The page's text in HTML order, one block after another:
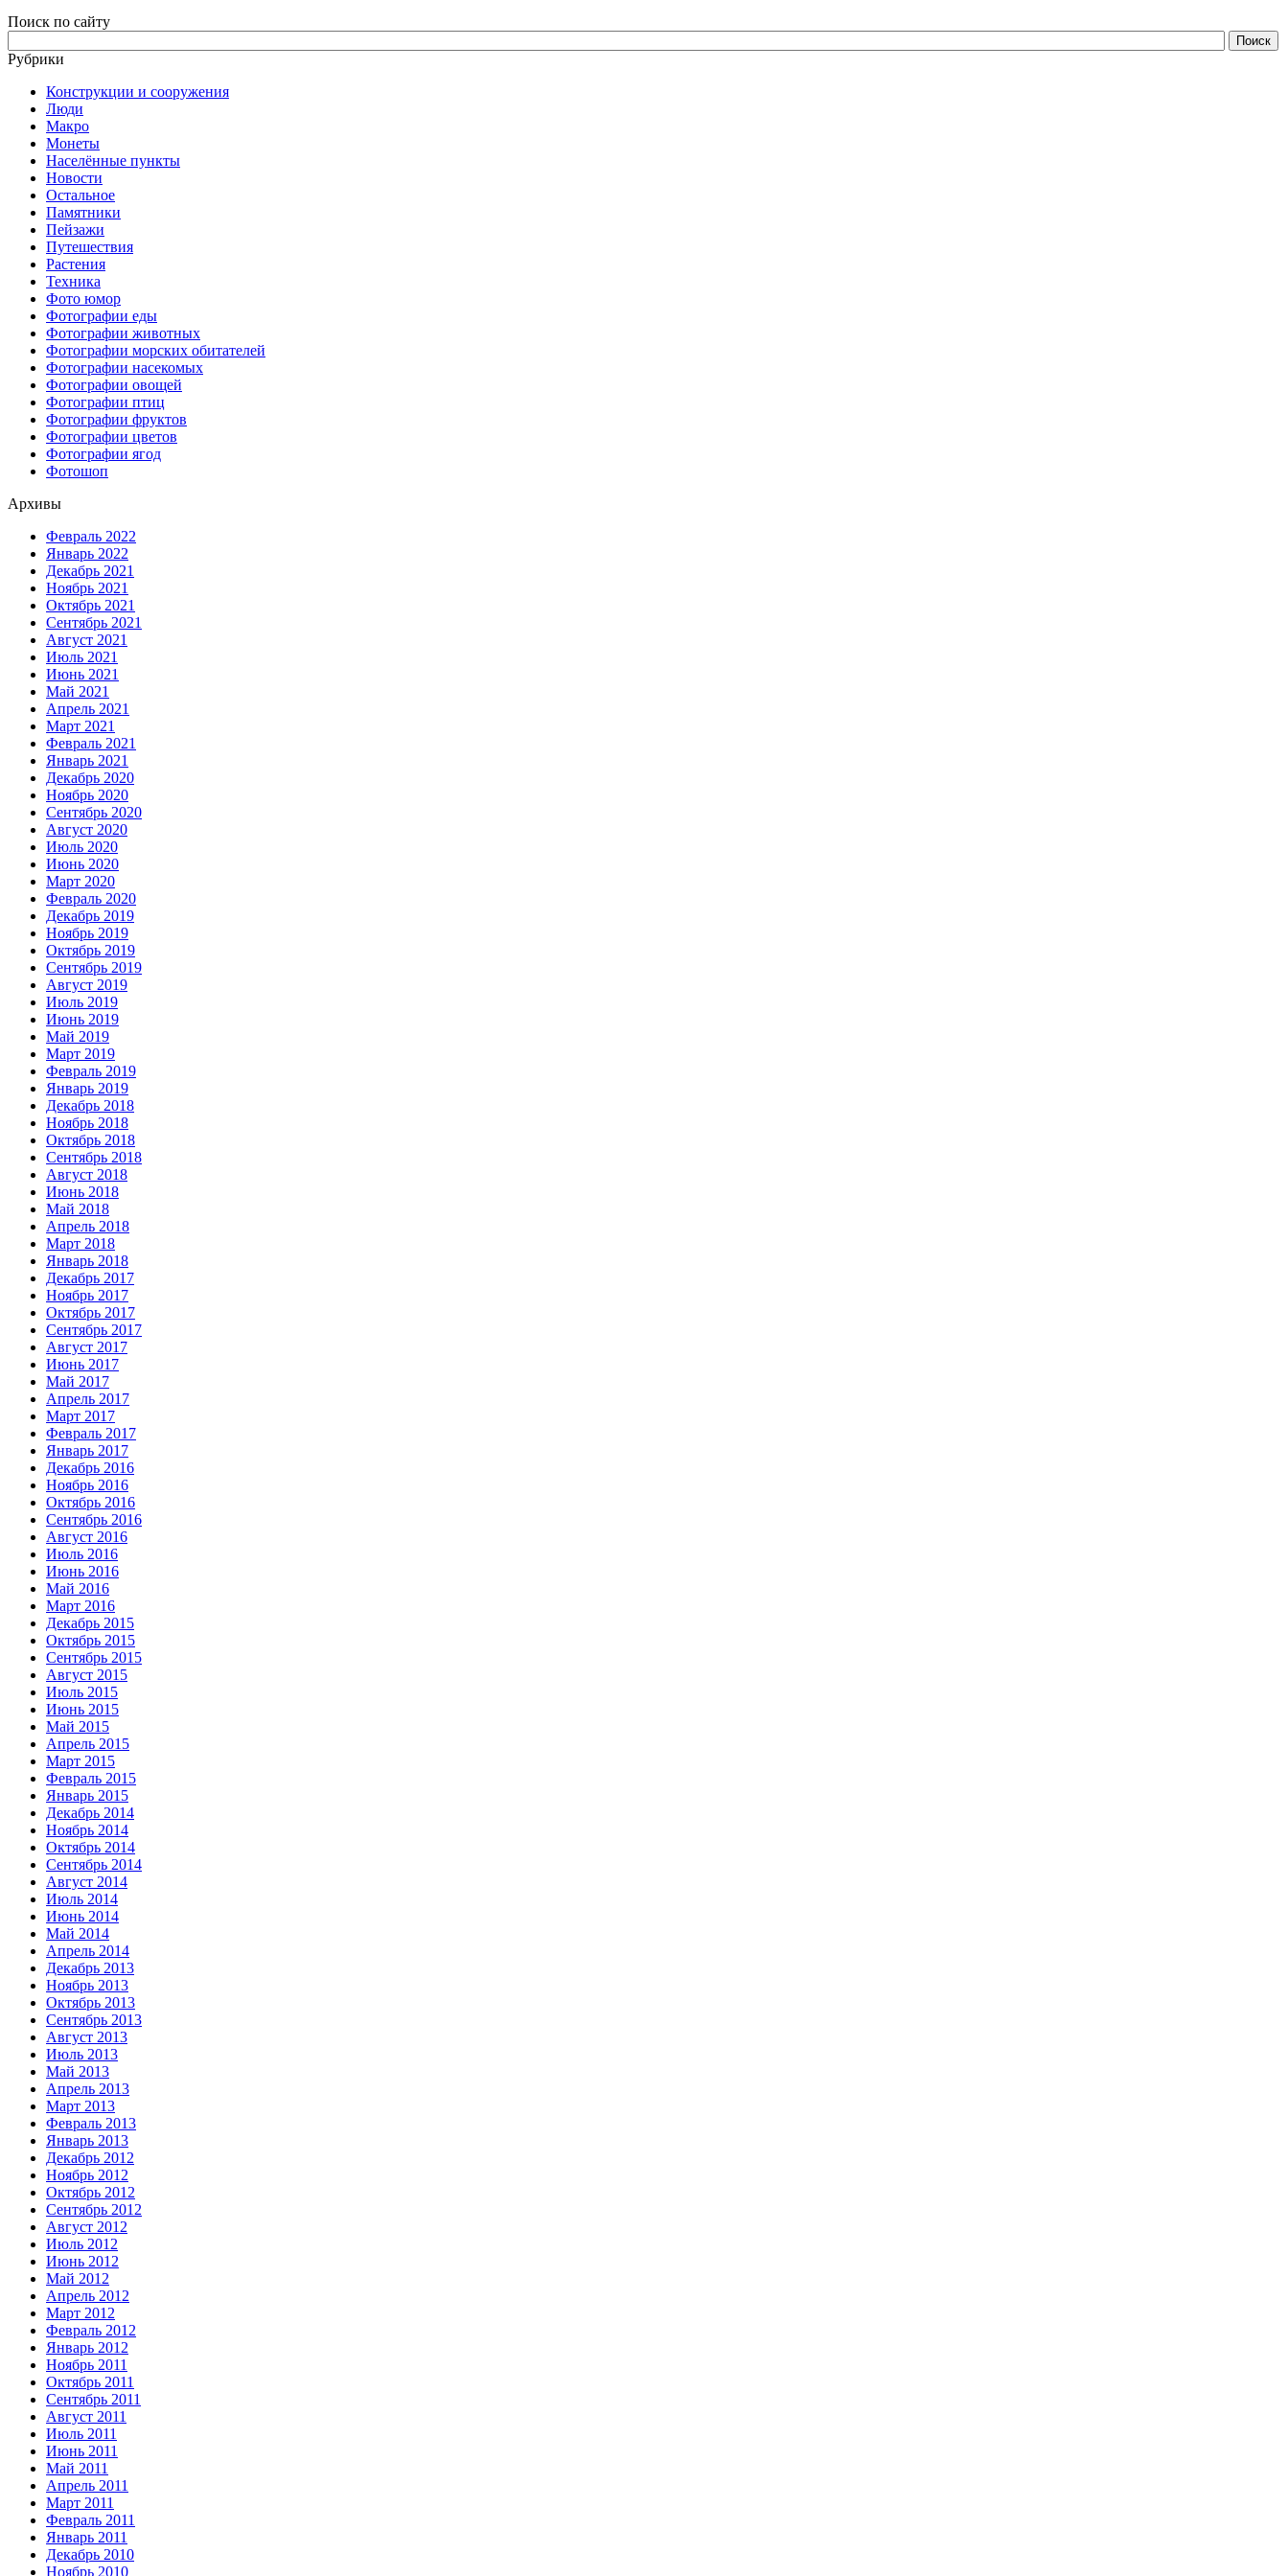
Поиск по сайту
Рубрики
Конструкции и сооружения
Люди
Макро
Монеты
Населённые пункты
Новости
Остальное
Памятники
Пейзажи
Путешествия
Растения
Техника
Фото юмор
Фотографии еды
Фотографии животных
Фотографии морских обитателей
Фотографии насекомых
Фотографии овощей
Фотографии птиц
Фотографии фруктов
Фотографии цветов
Фотографии ягод
Фотошоп
Архивы
Февраль 2022
Январь 2022
Декабрь 2021
Ноябрь 2021
Октябрь 2021
Сентябрь 2021
Август 2021
Июль 2021
Июнь 2021
Май 2021
Апрель 2021
Март 2021
Февраль 2021
Январь 2021
Декабрь 2020
Ноябрь 2020
Сентябрь 2020
Август 2020
Июль 2020
Июнь 2020
Март 2020
Февраль 2020
Декабрь 2019
Ноябрь 2019
Октябрь 2019
Сентябрь 2019
Август 2019
Июль 2019
Июнь 2019
Май 2019
Март 2019
Февраль 2019
Январь 2019
Декабрь 2018
Ноябрь 2018
Октябрь 2018
Сентябрь 2018
Август 2018
Июнь 2018
Май 2018
Апрель 2018
Март 2018
Январь 2018
Декабрь 2017
Ноябрь 2017
Октябрь 2017
Сентябрь 2017
Август 2017
Июнь 2017
Май 2017
Апрель 2017
Март 2017
Февраль 2017
Январь 2017
Декабрь 2016
Ноябрь 2016
Октябрь 2016
Сентябрь 2016
Август 2016
Июль 2016
Июнь 2016
Май 2016
Март 2016
Декабрь 2015
Октябрь 2015
Сентябрь 2015
Август 2015
Июль 2015
Июнь 2015
Май 2015
Апрель 2015
Март 2015
Февраль 2015
Январь 2015
Декабрь 2014
Ноябрь 2014
Октябрь 2014
Сентябрь 2014
Август 2014
Июль 2014
Июнь 2014
Май 2014
Апрель 2014
Декабрь 2013
Ноябрь 2013
Октябрь 2013
Сентябрь 2013
Август 2013
Июль 2013
Май 2013
Апрель 2013
Март 2013
Февраль 2013
Январь 2013
Декабрь 2012
Ноябрь 2012
Октябрь 2012
Сентябрь 2012
Август 2012
Июль 2012
Июнь 2012
Май 2012
Апрель 2012
Март 2012
Февраль 2012
Январь 2012
Ноябрь 2011
Октябрь 2011
Сентябрь 2011
Август 2011
Июль 2011
Июнь 2011
Май 2011
Апрель 2011
Март 2011
Февраль 2011
Январь 2011
Декабрь 2010
Ноябрь 2010